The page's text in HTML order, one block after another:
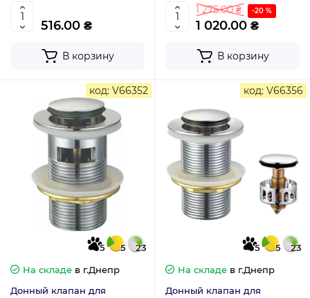
516.00 ₴
В корзину
1 275.00 ₴ -20 %
1 020.00 ₴
В корзину
код: V66352
5 5
23
На складе в г.Днепр
Донный клапан для
код: V66356
5 5
23
На складе в г.Днепр
Донный клапан для